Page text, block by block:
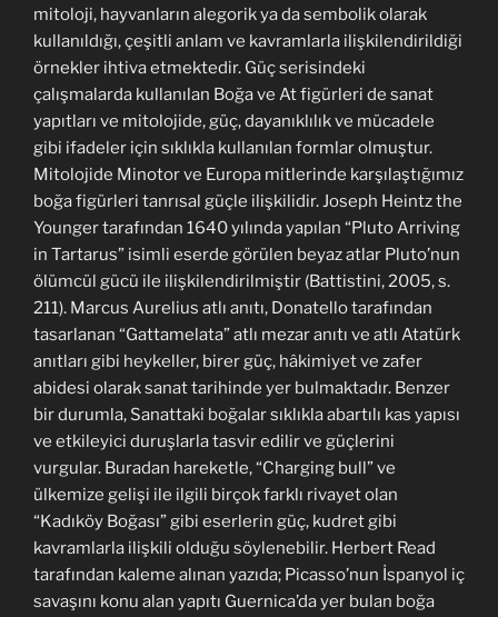
mitoloji, hayvanların alegorik ya da sembolik olarak
kullanıldığı, çeşitli anlam ve kavramlarla ilişkilendirildiği
örnekler ihtiva etmektedir. Güç serisindeki
çalışmalarda kullanılan Boğa ve At figürleri de sanat
yapıtları ve mitolojide, güç, dayanıklılık ve mücadele
gibi ifadeler için sıklıkla kullanılan formlar olmuştur.
Mitolojide Minotor ve Europa mitlerinde karşılaştığımız
boğa figürleri tanrısal güçle ilişkilidir. Joseph Heintz the
Younger tarafından 1640 yılında yapılan “Pluto Arriving
in Tartarus” isimli eserde görülen beyaz atlar Pluto’nun
ölümcül gücü ile ilişkilendirilmiştir (Battistini, 2005, s.
211). Marcus Aurelius atlı anıtı, Donatello tarafından
tasarlanan “Gattamelata” atlı mezar anıtı ve atlı Atatürk
anıtları gibi heykeller, birer güç, hâkimiyet ve zafer
abidesi olarak sanat tarihinde yer bulmaktadır. Benzer
bir durumla, Sanattaki boğalar sıklıkla abartılı kas yapısı
ve etkileyici duruşlarla tasvir edilir ve güçlerini
vurgular. Buradan hareketle, “Charging bull” ve
ülkemize gelişi ile ilgili birçok farklı rivayet olan
“Kadıköy Boğası” gibi eserlerin güç, kudret gibi
kavramlarla ilişkili olduğu söylenebilir. Herbert Read
tarafından kaleme alınan yazıda; Picasso’nun İspanyol iç
savaşını konu alan yapıtı Guernica’da yer bulan boğa